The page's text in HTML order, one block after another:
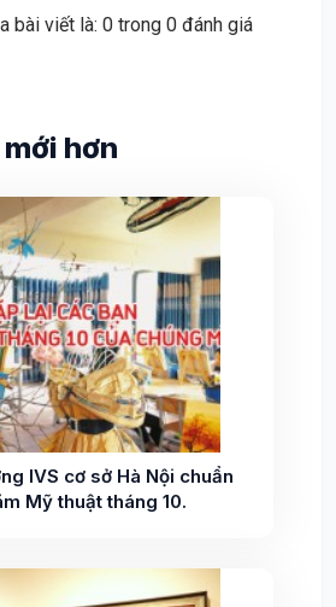
bài viết là: 0 trong 0 đánh giá
hơn
IVS cơ sở Hà Nội chuẩn
Mỹ thuật tháng 10.